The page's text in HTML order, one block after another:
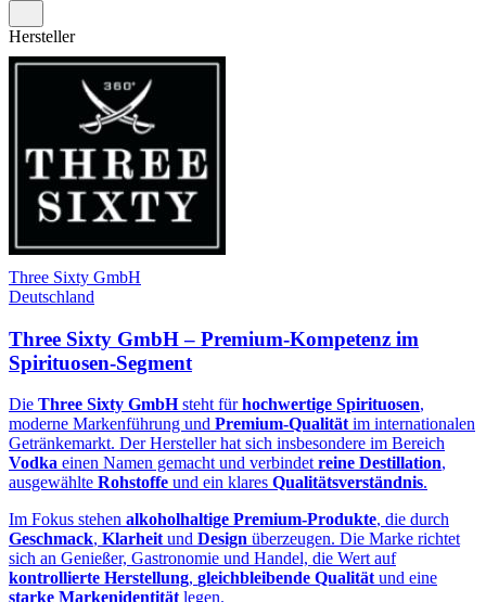
Hersteller
Three Sixty GmbH
Deutschland
Three Sixty GmbH – Premium-Kompetenz im
Spirituosen‑Segment
Die Three Sixty GmbHsteht fürhochwertige Spirituosen,
moderne Markenführung und Premium‑Qualität im internationalen
Getränkemarkt. Der Hersteller hat sich insbesondere im Bereich
Vodka einen Namen gemacht und verbindet reine Destillation,
ausgewählte Rohstoffe und ein klares Qualitätsverständnis.
Im Fokus stehen alkoholhaltige Premium‑Produkte, die durch
Geschmack, Klarheit und Design überzeugen. Die Marke richtet
sich an Genießer, Gastronomie und Handel, die Wert auf
kontrollierte Herstellung, gleichbleibende Qualität und eine
starke Markenidentität legen.